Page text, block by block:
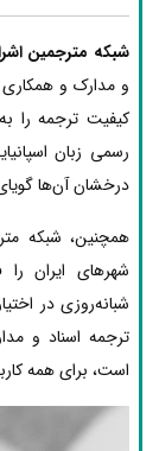
شبکه مترجمین
و مدارک و همکاری
کیفیت ترجمه را
رسمی زبان
درخشان آن‌ها
همچنین، شبکه
شهرهای ایران
شبانه‌روزی در
ترجمه اسناد و
است، برای همه